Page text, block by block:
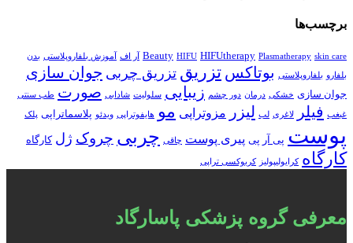
برچسب‌ها
Beauty HIFU HIFUtherapy Plasmatherapy skin care آر اف آموزش بلفاروپلاستی بدن
بلفارو بلفاروپلاستی بوتاکس تزریق تزریق چربی جوان سازی
جوان سازی خشکی درمان دور چشم زیبایی سلولیت شادابی صورت طب سنتی
غبغب فیلر لاغری لب لیزر مزوتراپی مو هایفوتراپی ویدئو پلاسماتراپی پلک
پوست پی آر پی پیری پوست چاقی چربی چروک ژل کارگاه
کارگاه کرایولیپولیز کربوکسی تراپی
معرفی گروه پزشکی پاسارگاد